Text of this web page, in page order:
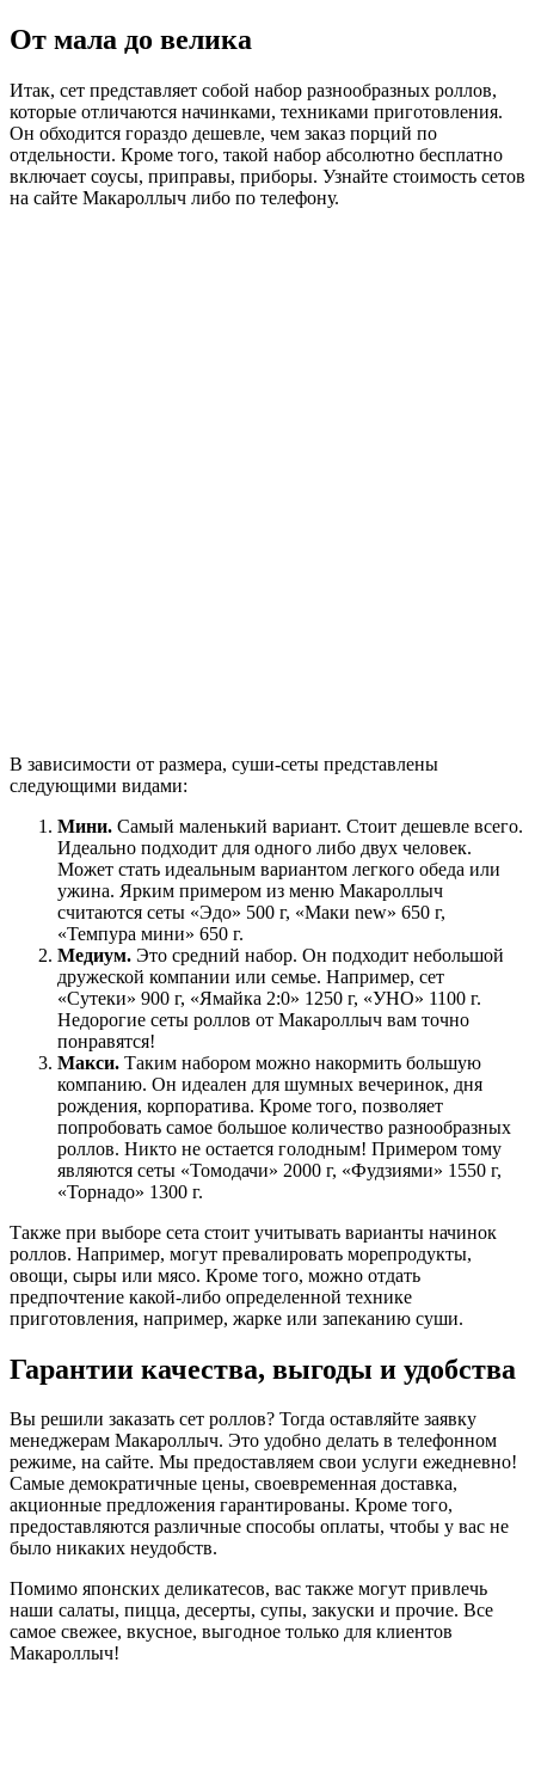
От мала до велика
Итак, сет представляет собой набор разнообразных роллов,
которые отличаются начинками, техниками приготовления.
Он обходится гораздо дешевле, чем заказ порций по
отдельности. Кроме того, такой набор абсолютно бесплатно
включает соусы, приправы, приборы. Узнайте стоимость сетов
на сайте Макароллыч либо по телефону.
В зависимости от размера, суши-сеты представлены
следующими видами:
Мини. Самый маленький вариант. Стоит дешевле всего.
Идеально подходит для одного либо двух человек.
Может стать идеальным вариантом легкого обеда или
ужина. Ярким примером из меню Макароллыч
считаются сеты «Эдо» 500 г, «Маки new» 650 г,
«Темпура мини» 650 г.
Медиум. Это средний набор. Он подходит небольшой
дружеской компании или семье. Например, сет
«Сутеки» 900 г, «Ямайка 2:0» 1250 г, «УНО» 1100 г.
Недорогие сеты роллов от Макароллыч вам точно
понравятся!
Макси. Таким набором можно накормить большую
компанию. Он идеален для шумных вечеринок, дня
рождения, корпоратива. Кроме того, позволяет
попробовать самое большое количество разнообразных
роллов. Никто не остается голодным! Примером тому
являются сеты «Томодачи» 2000 г, «Фудзиями» 1550 г,
«Торнадо» 1300 г.
Также при выборе сета стоит учитывать варианты начинок
роллов. Например, могут превалировать морепродукты,
овощи, сыры или мясо. Кроме того, можно отдать
предпочтение какой-либо определенной технике
приготовления, например, жарке или запеканию суши.
Гарантии качества, выгоды и удобства
Вы решили заказать сет роллов? Тогда оставляйте заявку
менеджерам Макароллыч. Это удобно делать в телефонном
режиме, на сайте. Мы предоставляем свои услуги ежедневно!
Самые демократичные цены, своевременная доставка,
акционные предложения гарантированы. Кроме того,
предоставляются различные способы оплаты, чтобы у вас не
было никаких неудобств.
Помимо японских деликатесов, вас также могут привлечь
наши салаты, пицца, десерты, супы, закуски и прочие. Все
самое свежее, вкусное, выгодное только для клиентов
Макароллыч!